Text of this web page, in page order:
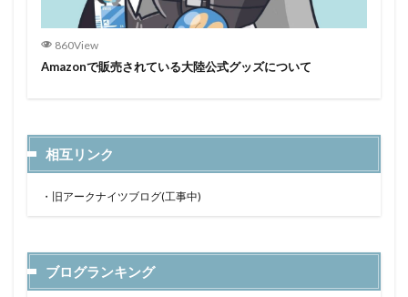
860View
Amazonで販売されている大陸公式グッズについて
相互リンク
・ 旧アークナイツブログ(工事中)
ブログランキング